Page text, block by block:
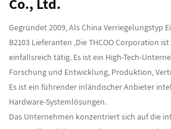
Gegründet 2009, AlsChina Verriegelungstyp
B2103 Lieferanten ,Die THCOO Corporation
einfallsreich tätig. Es ist ein High-Tech-
Forschung und Entwicklung, Produktion,
Es ist ein führender inländischer Anbieter
Hardware-Systemlösungen.
Das Unternehmen konzentriert sich auf die